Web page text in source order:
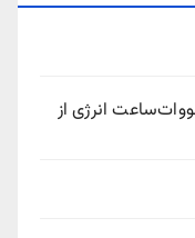
و ۵۰۹ هزار و ۵۵۰ کیلووات‌ساعت انرژی از